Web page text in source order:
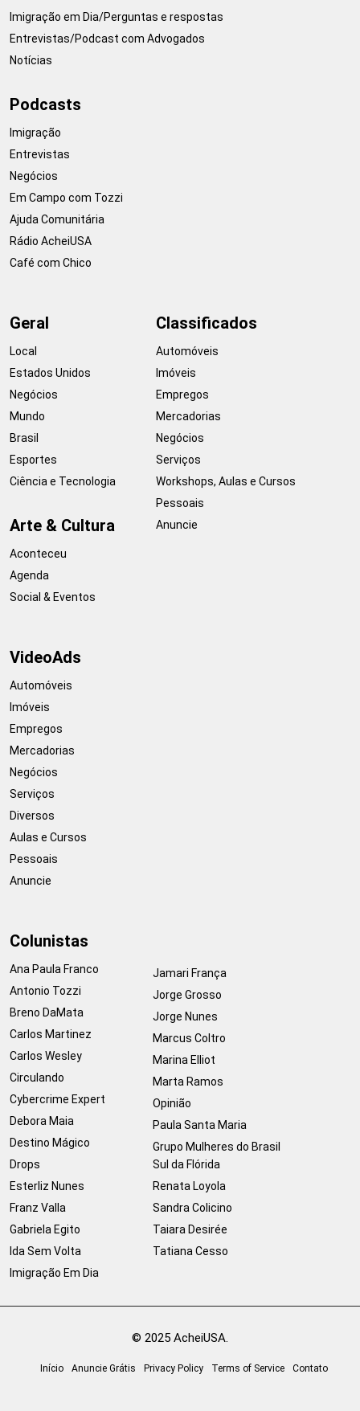
Imigração em Dia/Perguntas e respostas
Entrevistas/Podcast com Advogados
Notícias
Podcasts
Imigração
Entrevistas
Negócios
Em Campo com Tozzi
Ajuda Comunitária
Rádio AcheiUSA
Café com Chico
Geral
Local
Estados Unidos
Negócios
Mundo
Brasil
Esportes
Ciência e Tecnologia
Arte & Cultura
Aconteceu
Agenda
Social & Eventos
Classificados
Automóveis
Imóveis
Empregos
Mercadorias
Negócios
Serviços
Workshops, Aulas e Cursos
Pessoais
Anuncie
VideoAds
Automóveis
Imóveis
Empregos
Mercadorias
Negócios
Serviços
Diversos
Aulas e Cursos
Pessoais
Anuncie
Colunistas
Ana Paula Franco
Antonio Tozzi
Breno DaMata
Carlos Martinez
Carlos Wesley
Circulando
Cybercrime Expert
Debora Maia
Destino Mágico
Drops
Esterliz Nunes
Franz Valla
Gabriela Egito
Ida Sem Volta
Imigração Em Dia
Jamari França
Jorge Grosso
Jorge Nunes
Marcus Coltro
Marina Elliot
Marta Ramos
Opinião
Paula Santa Maria
Grupo Mulheres do Brasil
Sul da Flórida
Renata Loyola
Sandra Colicino
Taiara Desirée
Tatiana Cesso
© 2025 AcheiUSA.
Início Anuncie Grátis Privacy Policy Terms of Service Contato